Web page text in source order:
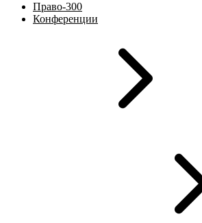
Право-300
Конференции